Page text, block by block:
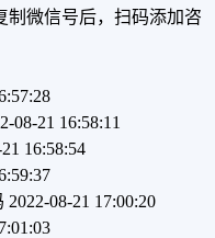
制微信号后，扫码添加咨
08-21 16:58:11
16:58:54
2022-08-21 17:00:20